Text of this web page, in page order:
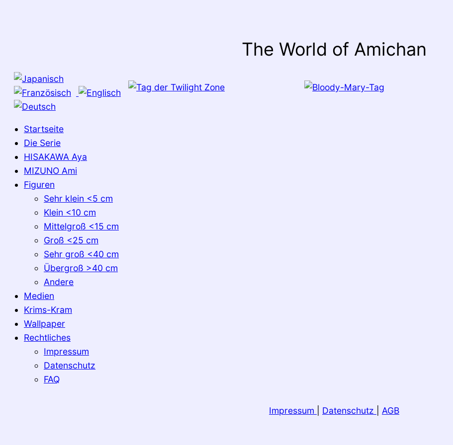
The World of Amichan
Startseite
Die Serie
HISAKAWA Aya
MIZUNO Ami
Figuren
Sehr klein <5 cm
Klein <10 cm
Mittelgroß <15 cm
Groß <25 cm
Sehr groß <40 cm
Übergroß >40 cm
Andere
Medien
Krims-Kram
Wallpaper
Rechtliches
Impressum
Datenschutz
FAQ
Impressum Datenschutz AGB